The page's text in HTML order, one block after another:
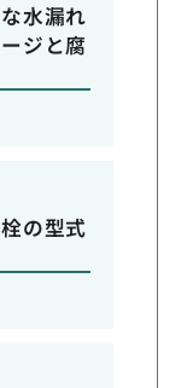
水漏れ
ジと腐
の型式